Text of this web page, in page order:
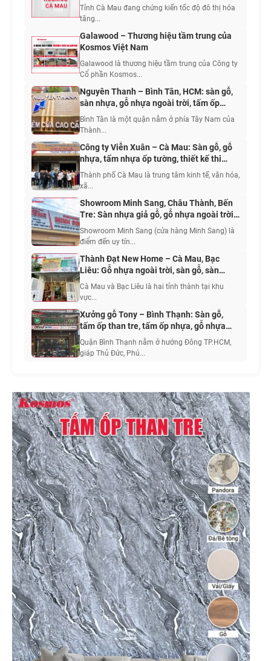
Tỉnh Cà Mau đang chứng kiến tốc độ đô thị hóa
tăng...
Galawood – Thương hiệu tầm trung của
Kosmos Việt Nam
Galawood là thương hiệu tầm trung của Công ty
Cổ phần Kosmos...
Nguyên Thanh – Bình Tân, HCM: sàn gỗ,
sàn nhựa, gỗ nhựa ngoài trời, tấm ốp
nhựa, tấm ốp than tre, giấy dán tường,
rèm cửa
Bình Tân là một quận nằm ở phía Tây Nam của
Thành...
Công ty Viễn Xuân – Cà Mau: Sàn gỗ, gỗ
nhựa, tấm nhựa ốp tường, thiết kế thi
công sửa chữa nhà
Thành phố Cà Mau là trung tâm kinh tế, văn hóa,
xã...
Showroom Minh Sang, Châu Thành, Bến
Tre: Sàn nhựa giả gỗ, gỗ nhựa ngoài trời,
tấm ốp than tre, tấm nhựa giả đá
Showroom Minh Sang (cửa hàng Minh Sang) là
điểm đến uy tín...
Thành Đạt New Home – Cà Mau, Bạc
Liêu: Gỗ nhựa ngoài trời, sàn gỗ, sàn
nhựa, tấm ốp, sơn nước nội ngoại thất
Cà Mau và Bạc Liêu là hai tỉnh thành tại khu
vực...
Xưởng gỗ Tony – Bình Thạnh: Sàn gỗ,
tấm ốp than tre, tấm ốp nhựa, gỗ nhựa
ngoài trời, cửa cao cấp
Quận Bình Thạnh nằm ở hướng Đông TP.HCM,
giáp Thủ Đức, Phú...